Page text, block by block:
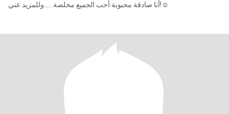
أنا صادقة محبوبة أحب الجميع مخلصة .....وللمزيد عني!☺